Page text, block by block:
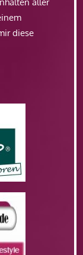
diese